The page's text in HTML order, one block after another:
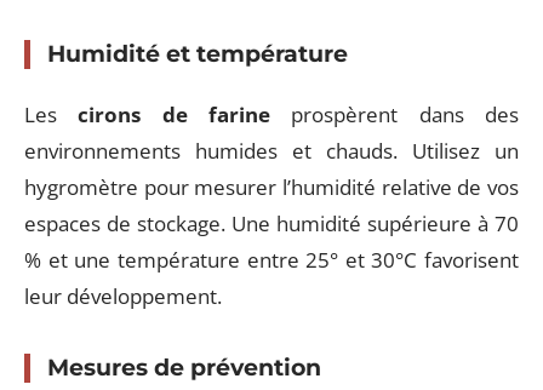
Humidité et température
Lescirons de farine prospèrent dans des
environnements humides et chauds. Utilisez un
hygromètre pour mesurer l’humidité relative de vos
espaces de stockage. Une humidité supérieure à 70
% et une température entre 25° et 30°C favorisent
leur développement.
Mesures de prévention